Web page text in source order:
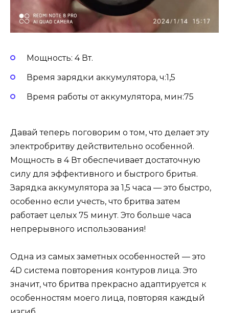
Мощность: 4 Вт.
Время зарядки аккумулятора, ч:1,5
Время работы от аккумулятора, мин:75
Давай теперь поговорим о том, что делает эту
электробритву действительно особенной.
Мощность в 4 Вт обеспечивает достаточную
силу для эффективного и быстрого бритья.
Зарядка аккумулятора за 1,5 часа — это быстро,
особенно если учесть, что бритва затем
работает целых 75 минут. Это больше часа
непрерывного использования!
Одна из самых заметных особенностей — это
4D система повторения контуров лица. Это
значит, что бритва прекрасно адаптируется к
особенностям моего лица, повторяя каждый